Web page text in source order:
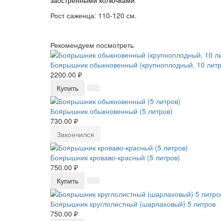
Рост саженца: 110-120 см.
Рекомендуем посмотреть
Боярышник обыкновенный (крупноплодный, 10
2200.00 ₽
Купить
Боярышник обыкновенный (5 литров)
730.00 ₽
Закончился
Боярышник кроваво-красный (5 литров)
750.00 ₽
Купить
Боярышник круглолистный (шарлаховый) 5 литров
750.00 ₽